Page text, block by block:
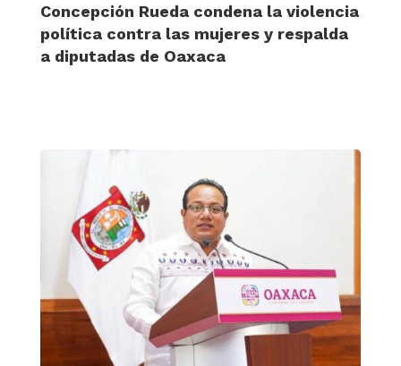
Concepción Rueda condena la violencia
política contra las mujeres y respalda
a diputadas de Oaxaca